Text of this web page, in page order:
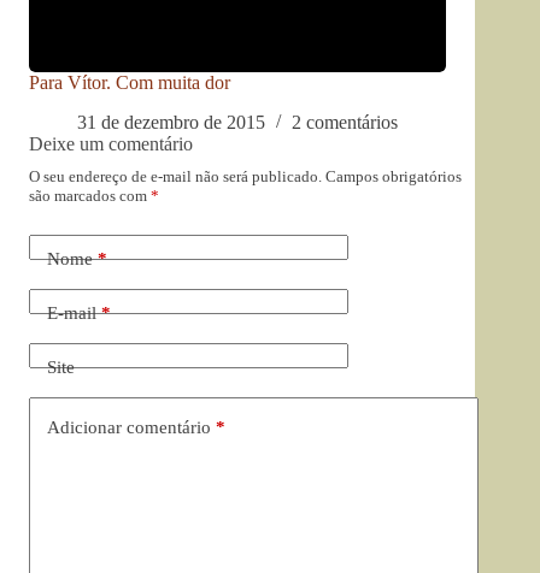
Para Vítor. Com muita dor
31 de dezembro de 2015
2 comentários
Deixe um comentário
O seu endereço de e-mail não será publicado. Campos obrigatórios
são marcados com *
Nome*
E-mail*
Site
Adicionar comentário *